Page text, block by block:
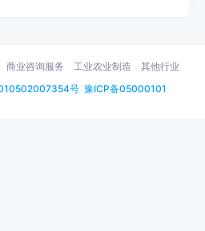
号 豫ICP备05000101
商业咨询服务 工业农业制造 其他行业